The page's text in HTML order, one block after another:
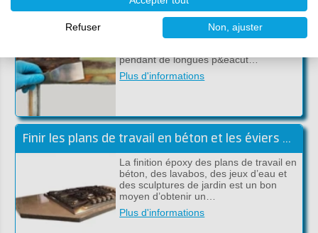
La pourriture du bois est une
dégradation du bois qui se produit
pendant de longues p&eacut…
Plus d'informations
Finir les plans de travail en béton et les éviers avec de l'époxy
La finition époxy des plans de travail en
béton, des lavabos, des jeux d’eau et
des sculptures de jardin est un bon
moyen d’obtenir un…
Plus d'informations
Refuser Non, ajuster